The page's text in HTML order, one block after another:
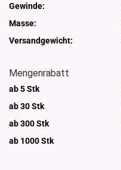
Gewinde:
Masse:
Versandgewicht:
Mengenrabatt
ab 5 Stk
ab 30 Stk
ab 300 Stk
ab 1000Stk